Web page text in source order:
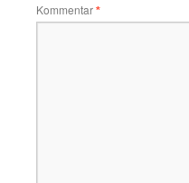
Kommentar *